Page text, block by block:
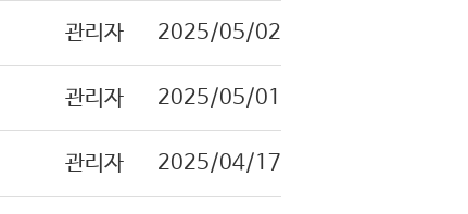
관리자 2025/05/02
관리자 2025/05/01
관리자 2025/04/17